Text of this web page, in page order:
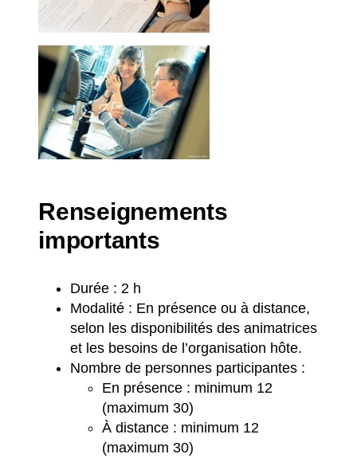
Renseignements
importants
Durée : 2 h
Modalité : En présence ou à distance,
selon les disponibilités des animatrices
et les besoins de l’organisation hôte.
Nombre de personnes participantes :
En présence : minimum 12
(maximum 30)
À distance : minimum 12
(maximum 30)